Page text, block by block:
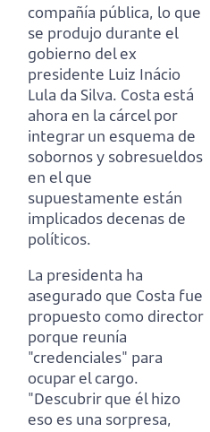
compañía pública, lo que
se produjo durante el
gobierno del ex
presidente Luiz Inácio
Lula da Silva. Costa está
ahora en la cárcel por
integrar un esquema de
sobornos y sobresueldos
en el que
supuestamente están
implicados decenas de
políticos.
La presidenta ha
asegurado que Costa fue
propuesto como director
porque reunía
"credenciales" para
ocupar el cargo.
"Descubrir que él hizo
eso es una sorpresa,